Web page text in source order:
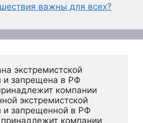
важны для всех?
экстремистской
и запрещена в РФ
компании
экстремистской
и запрещенной в РФ
компании